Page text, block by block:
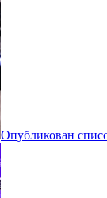
Опубликован